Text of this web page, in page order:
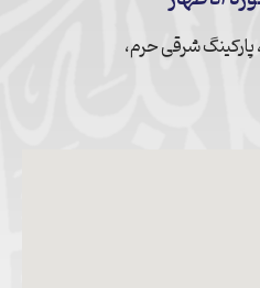
پارکینگ شرقی حرم،